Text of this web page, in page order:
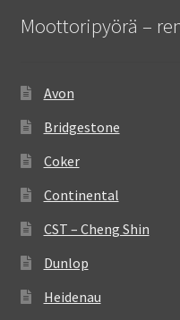
Moottoripyörä –
Avon
Bridgestone
Coker
Continental
CST – Cheng Shin
Dunlop
Heidenau